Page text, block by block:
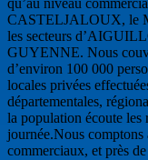
qu’au niveau
CASTELJALOUX, le
les secteurs
GUYENNE. Nous
d’environ 100 000
locales privées
départementales,
la population écoute les
journée.Nous
commerciaux, et près